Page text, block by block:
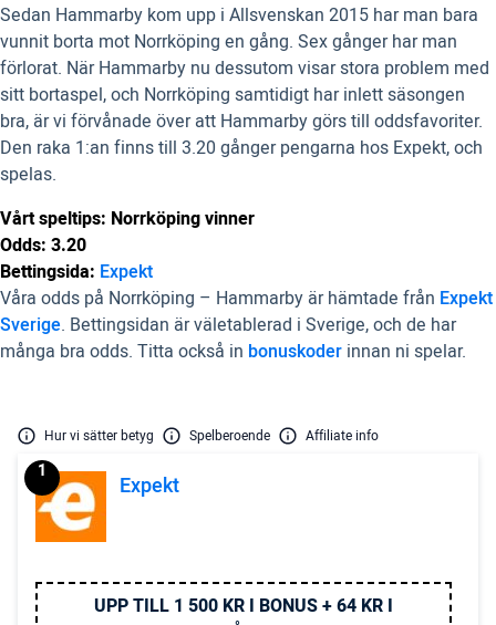
Sedan Hammarby kom upp i Allsvenskan 2015 har man bara
vunnit borta mot Norrköping en gång. Sex gånger har man
förlorat. När Hammarby nu dessutom visar stora problem med
sitt bortaspel, och Norrköping samtidigt har inlett säsongen
bra, är vi förvånade över att Hammarby görs till oddsfavoriter.
Den raka 1:an finns till 3.20 gånger pengarna hos Expekt, och
spelas.
Vårt speltips: Norrköping vinner
Odds: 3.20
Bettingsida: Expekt
Våra odds på Norrköping – Hammarby är hämtade från Expekt
Sverige. Bettingsidan är väletablerad i Sverige, och de har
många bra odds. Titta också in bonuskoder innan ni spelar.
Hur vi sätter betyg Spelberoende Affiliate info
Expekt
1
UPP TILL 1 500 KR I BONUS + 64 KR I